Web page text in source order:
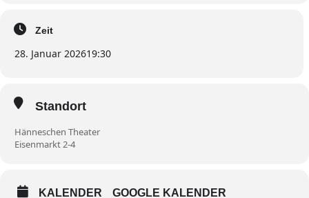
Zeit
28. Januar 202619:30
Standort
Hänneschen Theater
Eisenmarkt 2-4
KALENDER GOOGLE KALENDER